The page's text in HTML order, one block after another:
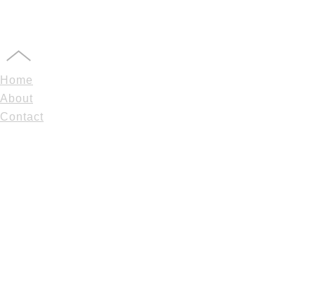
Home
About
Contact